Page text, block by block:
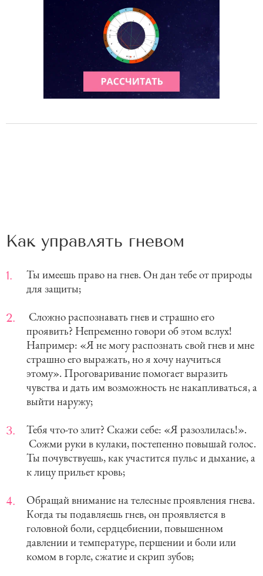
Как управлять гневом
Ты имеешь право на гнев. Он дан тебе от природы
для защиты;
Сложно распознавать гнев и страшно его
проявить? Непременно говори об этом вслух!
Например: «Я не могу распознать свой гнев и мне
страшно его выражать, но я хочу научиться
этому». Проговаривание помогает выразить
чувства и дать им возможность не накапливаться, а
выйти наружу;
Тебя что-то злит? Скажи себе: «Я разозлилась!».
Сожми руки в кулаки, постепенно повышай голос.
Ты почувствуешь, как участится пульс и дыхание, а
к лицу прильет кровь;
Обращай внимание на телесные проявления гнева.
Когда ты подавляешь гнев, он проявляется в
головной боли, сердцебиении, повышенном
давлении и температуре, першении и боли или
комом в горле, сжатие и скрип зубов;